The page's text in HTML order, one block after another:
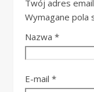
Twój adres
Wymagane pola
Nazwa *
E-mail *